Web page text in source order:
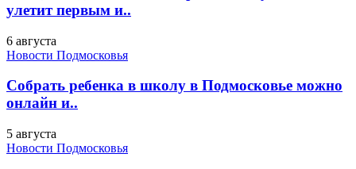
улетит первым и..
6 августа
Новости Подмосковья
Собрать ребенка в школу в Подмосковье можно
онлайн и..
5 августа
Новости Подмосковья